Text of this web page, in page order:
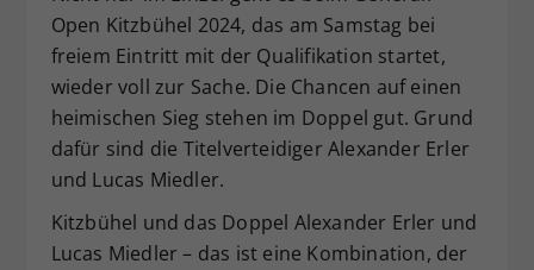
Open Kitzbühel 2024, das am Samstag bei
freiem Eintritt mit der Qualifikation startet,
wieder voll zur Sache. Die Chancen auf einen
heimischen Sieg stehen im Doppel gut. Grund
dafür sind die Titelverteidiger Alexander Erler
und Lucas Miedler.
Kitzbühel und das Doppel Alexander Erler und
Lucas Miedler – das ist eine Kombination, der
Zweck
Dieser Wert speichert Ihre Consent-
Einstellungen. Unter anderem eine
zufällig generierte ID, für die
historische Speicherung Ihrer
vorgenommen Einstellungen, falls der
Webseiten-Betreiber dies eingestellt
hat.